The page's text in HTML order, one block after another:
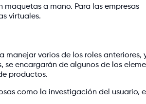
a mano. Para las empresas
virtuales.
manejar varios de los roles anteriores,
encargarán de algunos de los
productos.
como la investigación del usuario, el